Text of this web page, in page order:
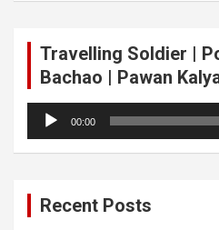
Travelling Soldier |
Bachao | Pawan
Audio
Player
00:00
Recent Posts